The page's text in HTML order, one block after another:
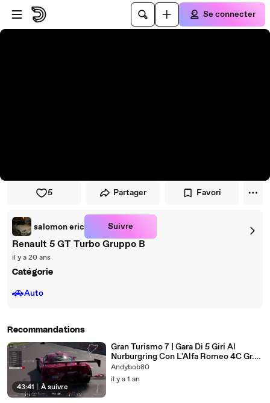
Passer au player
Passer au contenu principal
Se connecter
5 Partager Favori
salomon eric Suivre
Renault 5 GT Turbo Gruppo B
il y a 20 ans
Catégorie
🚗Auto
Recommandations
43:41 À suivre
Gran Turismo 7 | Gara Di 5 Giri Al
Nurburgring Con L'Alfa Romeo 4C Gr.3
VS GTSophy 2.1
Andybob80
il y a 1 an